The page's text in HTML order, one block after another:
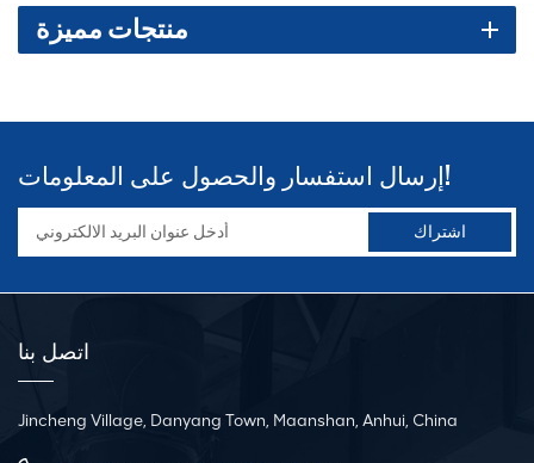
منتجات مميزة
إرسال استفسار والحصول على المعلومات!
اتصل بنا
Jincheng Village, Danyang Town, Maanshan, Anhui, China